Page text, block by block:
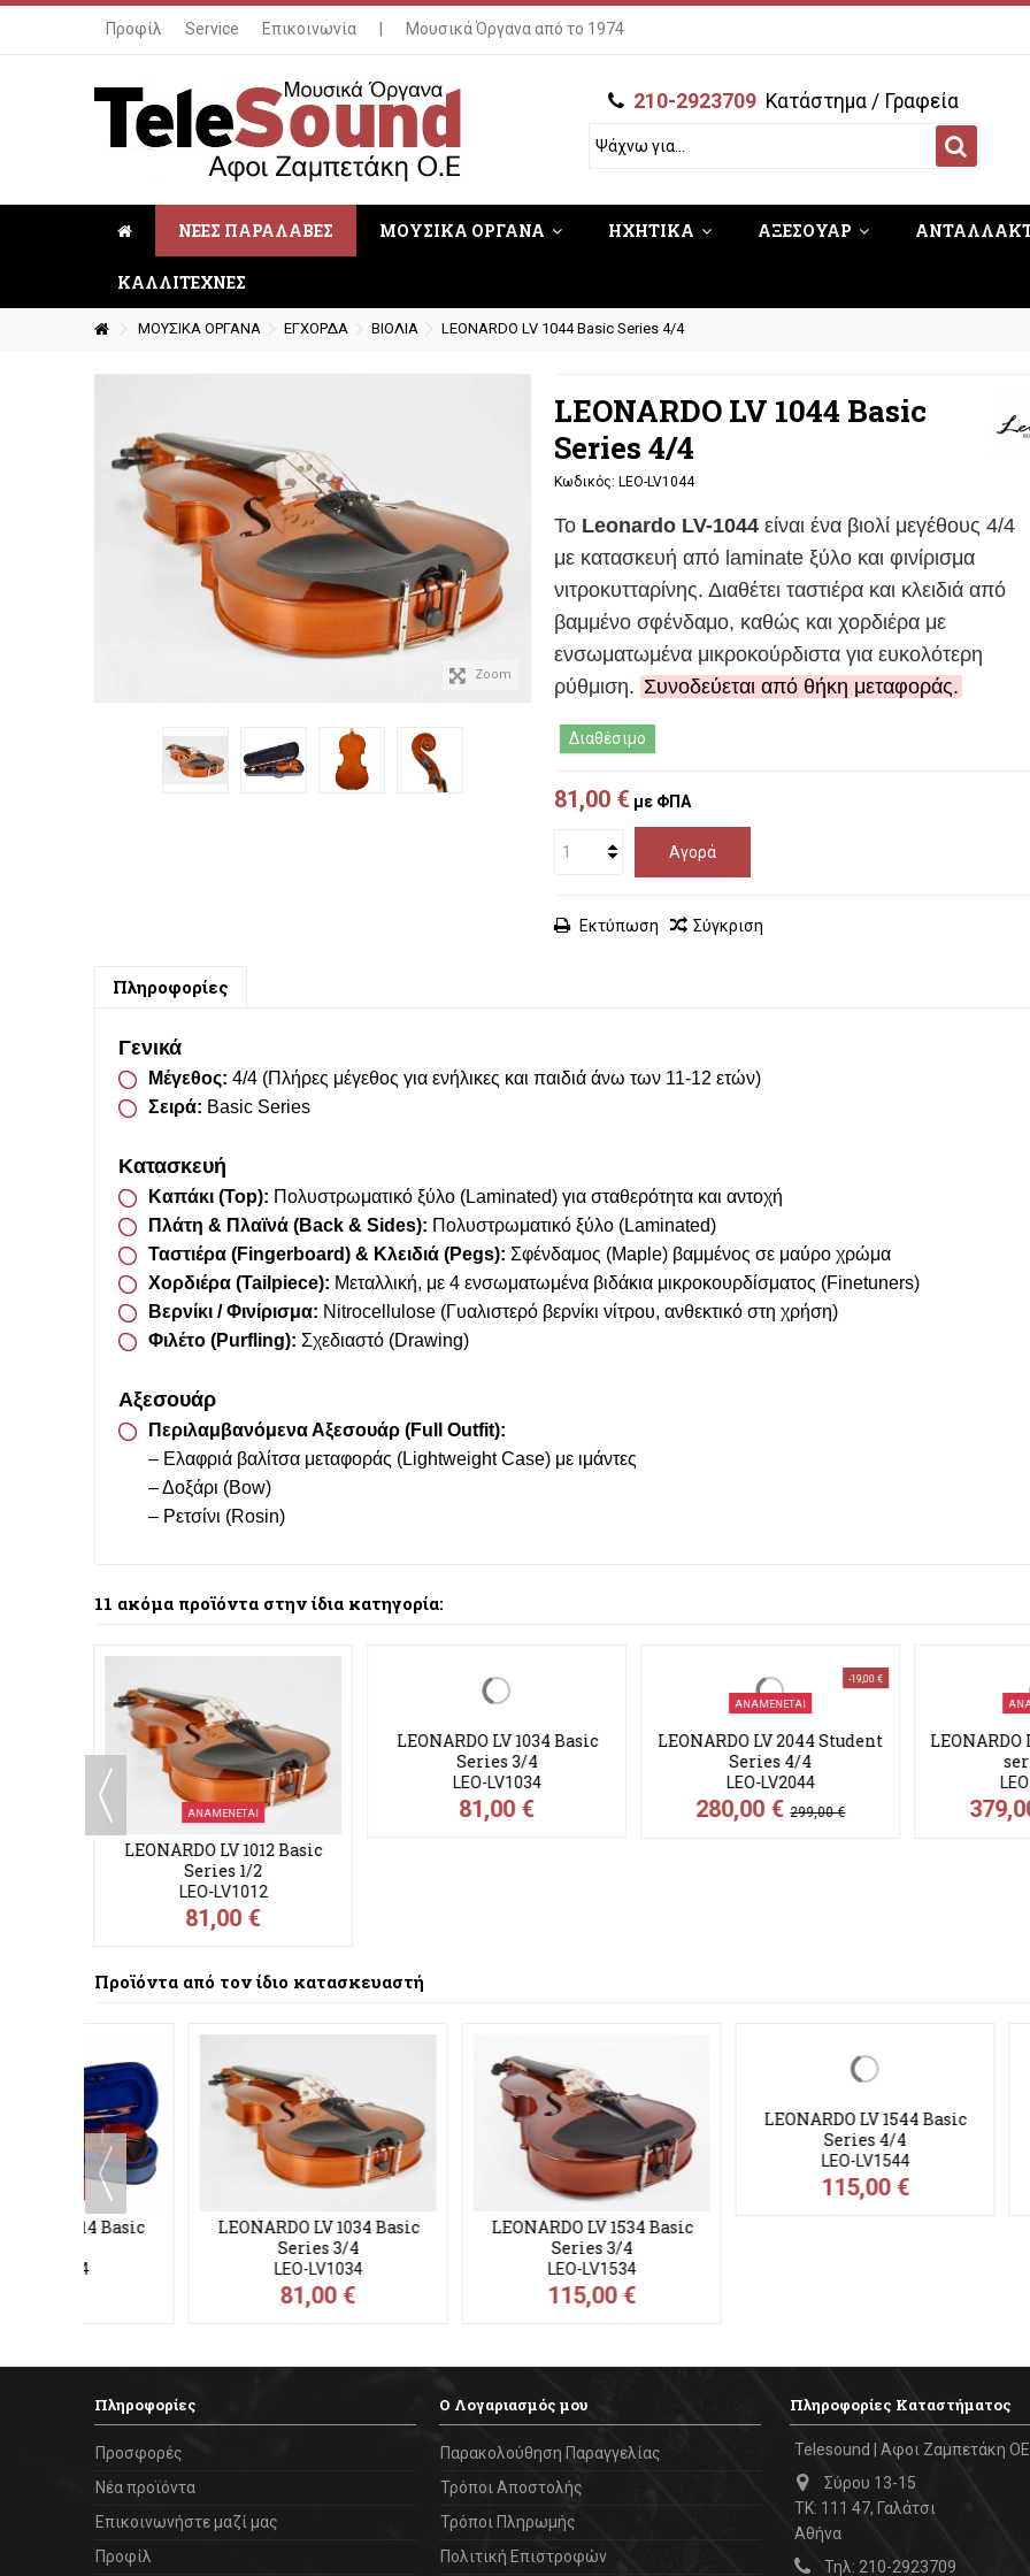
Προφίλ Service Επικοινωνία Μουσικά Όργανα από το 1974
210-2923709 Κατάστημα / Γραφεία
ΝΕΕΣ ΠΑΡΑΛΑΒΕΣ ΜΟΥΣΙΚΑ ΟΡΓΑΝΑ ΗΧΗΤΙΚΑ ΑΞΕΣΟΥΑΡ
ΚΑΛΛΙΤΕΧΝΕΣ
ΜΟΥΣΙΚΑ ΟΡΓΑΝΑ ΕΓΧΟΡΔΑ ΒΙΟΛΙΑ LEONARDO LV 1044 Basic Series 4/4
Zoom
LEONARDO LV 1044 Basic
Series 4/4
Κωδικός: LEO-LV1044
Το Leonardo LV-1044 είναι ένα βιολί μεγέθους 4/4
με κατασκευή από laminate ξύλο και φινίρισμα
νιτροκυτταρίνης. Διαθέτει ταστιέρα και κλειδιά από
βαμμένο σφένδαμο, καθώς και χορδιέρα με
ενσωματωμένα μικροκούρδιστα για ευκολότερη
ρύθμιση. Συνοδεύεται από θήκη μεταφοράς.
Διαθέσιμο
81,00 € με ΦΠΑ
Αγορά
Εκτύπωση Σύγκριση
Πληροφορίες
Γενικά
Μέγεθος: 4/4 (Πλήρες μέγεθος για ενήλικες και παιδιά άνω των 11-12 ετών)
Σειρά: Basic Series
Κατασκευή
Καπάκι (Top): Πολυστρωματικό ξύλο (Laminated) για σταθερότητα και αντοχή
Πλάτη & Πλαϊνά (Back & Sides): Πολυστρωματικό ξύλο (Laminated)
Ταστιέρα (Fingerboard) & Κλειδιά (Pegs): Σφένδαμος (Maple) βαμμένος σε μαύρο χρώμα
Χορδιέρα (Tailpiece): Μεταλλική, με 4 ενσωματωμένα βιδάκια μικροκουρδίσματος (Finetuners)
Βερνίκι / Φινίρισμα: Nitrocellulose (Γυαλιστερό βερνίκι νίτρου, ανθεκτικό στη χρήση)
Φιλέτο (Purfling): Σχεδιαστό (Drawing)
Αξεσουάρ
Περιλαμβανόμενα Αξεσουάρ (Full Outfit):
– Ελαφριά βαλίτσα μεταφοράς (Lightweight Case) με ιμάντες
– Δοξάρι (Bow)
– Ρετσίνι (Rosin)
11 ακόμα προϊόντα στην ίδια κατηγορία:
LEONARDO LV 1034 Basic
Series 3/4
LEO-LV1034
81,00 €
ΑΝΑΜΈΝΕΤΑΙ
LEONARDO LV 2044 Student
Series 4/4
LEO-LV2044
280,00 € 299,00 €
-20,00 €
ΑΝΑΜΈΝΕΤΑΙ
LEONARDO LV 5044 Maestro
series 4/4
LEO-LV5044
379,00 €399,00 €
Προϊόντα από τον ίδιο κατασκευαστή
LEONARDO LV 1534 Basic
LEONARDO LV 1544 Basic
Series 4/4
LEO-LV1544
115,00 €
LEONARDO LV 1644 Basic
Πληροφορίες
Προσφορές
Νέα προϊόντα
Επικοινωνήστε μαζί μας
Προφίλ
Ο Λογαριασμός μου
Παρακολούθηση Παραγγελίας
Τρόποι Αποστολής
Τρόποι Πληρωμής
Πολιτική Επιστροφών
Πληροφορίες Καταστήματος
Telesound | Αφοι Ζαμπετάκη ΟΕ
Σύρου 13-15
ΤΚ: 111 47, Γαλάτσι
Αθήνα
Τηλ: 210-2923709